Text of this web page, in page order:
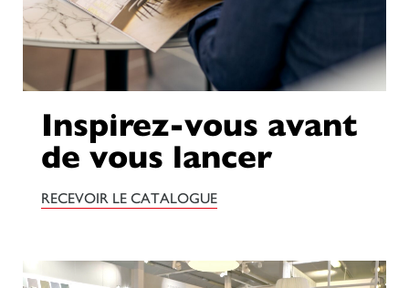
Inspirez-vous avant
de vous lancer
RECEVOIR LE CATALOGUE